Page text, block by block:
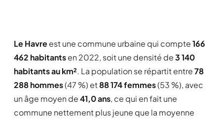
Le Havreest une commune urbaine qui compte166
462 habitantsen 2022, soit une densité de3 140
habitants au km². La population se répartit entre78
288 hommes(47 %) et88 174 femmes(53 %), avec
un âge moyen de41,0 ans, ce qui en fait une
commune nettement plus jeune que la moyenne